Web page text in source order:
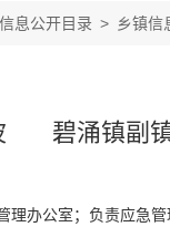
息公开目录 > 乡镇信
碧涌镇副
理办公室；负责应急